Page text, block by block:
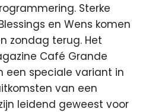
Sterke
en Wens komen
zondag terug. Het
Café Grande
een speciale variant in
van een
leidend geweest voor